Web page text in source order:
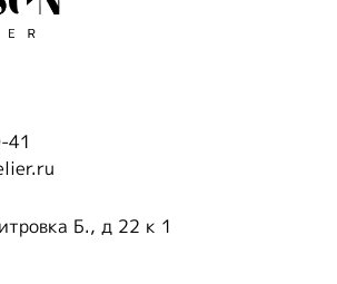
41
Б., д 22 к 1